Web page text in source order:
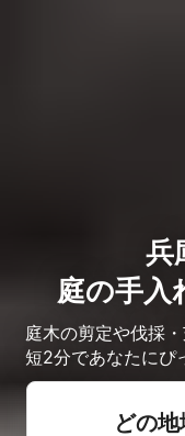
兵
庭の手入
庭木の剪定や伐採
短2分であなたにぴ
どの